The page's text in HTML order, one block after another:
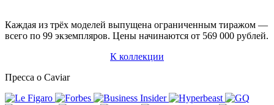
Каждая из трёх моделей выпущена ограниченным тиражом —
всего по 99 экземпляров. Цены начинаются от 569 000 рублей.
К коллекции
Пресса о Caviar